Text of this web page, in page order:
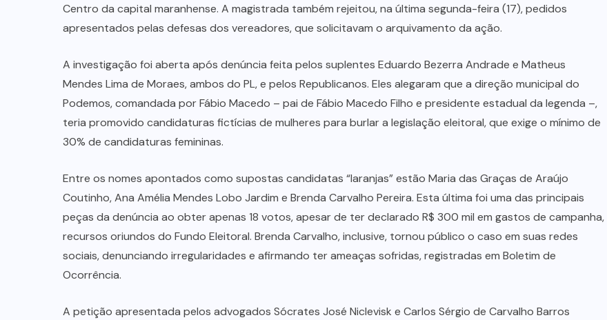
Centro da capital maranhense. A magistrada também rejeitou, na última segunda-feira (17), pedidos
apresentados pelas defesas dos vereadores, que solicitavam o arquivamento da ação.
A investigação foi aberta após denúncia feita pelos suplentes Eduardo Bezerra Andrade e Matheus
Mendes Lima de Moraes, ambos do PL, e pelos Republicanos. Eles alegaram que a direção municipal do
Podemos, comandada por Fábio Macedo – pai de Fábio Macedo Filho e presidente estadual da legenda –,
teria promovido candidaturas fictícias de mulheres para burlar a legislação eleitoral, que exige o mínimo de
30% de candidaturas femininas.
Entre os nomes apontados como supostas candidatas “laranjas” estão Maria das Graças de Araújo
Coutinho, Ana Amélia Mendes Lobo Jardim e Brenda Carvalho Pereira. Esta última foi uma das principais
peças da denúncia ao obter apenas 18 votos, apesar de ter declarado R$ 300 mil em gastos de campanha,
recursos oriundos do Fundo Eleitoral. Brenda Carvalho, inclusive, tornou público o caso em suas redes
sociais, denunciando irregularidades e afirmando ter ameaças sofridas, registradas em Boletim de
Ocorrência.
A petição apresentada pelos advogados Sócrates José Niclevisk e Carlos Sérgio de Carvalho Barros